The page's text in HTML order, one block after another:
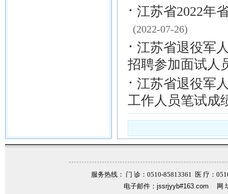
· 江苏省2022年
(2022-07-26)
· 江苏省退役军
招聘参加面试人
· 江苏省退役军
工作人员笔试成
服务热线： 门 诊：0510-85813361 医 疗：
电子邮件： jssrjyyb#163.com
网